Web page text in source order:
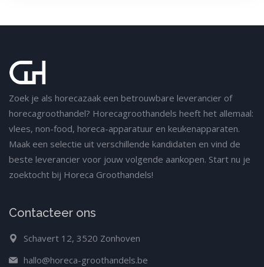
Zoek je als horecazaak een betrouwbare leverancier of
horecagroothandel? Horecagroothandels heeft het allemaal:
vlees, non-food, horeca-apparatuur en keukenapparaten.
Maak een selectie uit verschillende kandidaten en vind de
beste leverancier voor jouw volgende aankopen. Start nu je
zoektocht bij Horeca Groothandels!
Contacteer ons
Schavert 12, 3520 Zonhoven
hallo@horeca-groothandels.be